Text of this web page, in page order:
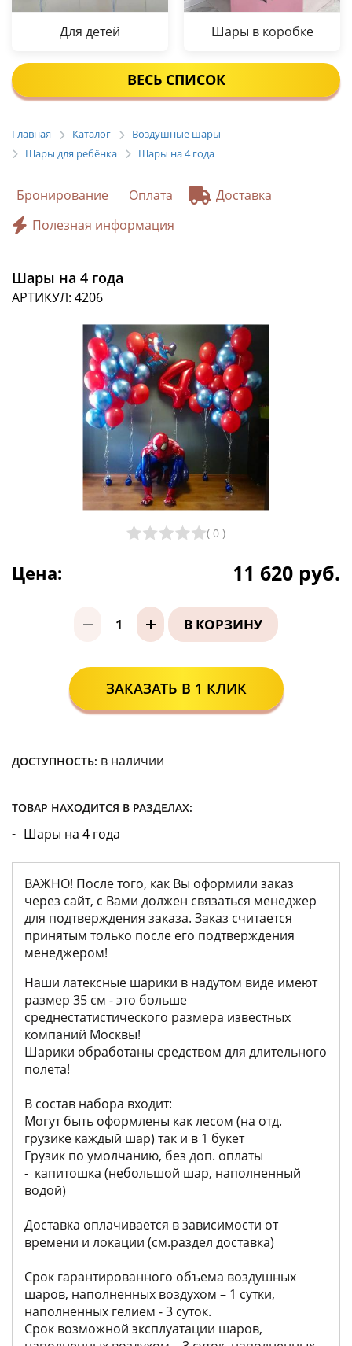
Для детей Шары в коробке
ВЕСЬ СПИСОК
Главная Каталог
Воздушные шары
Шары для ребёнка
Шары на 4 года
Бронирование Оплата
Доставка
Полезная информация
Шары на 4 года
АРТИКУЛ: 4206
ДОСТУПНОСТЬ: в наличии
ТОВАР НАХОДИТСЯ В РАЗДЕЛАХ:
Шары на 4 года
( 0 )
Цена: 11 620 руб.
В КОРЗИНУ
ЗАКАЗАТЬ В 1 КЛИК
ВАЖНО! После того, как Вы оформили заказ
через сайт, с Вами должен связаться менеджер
для подтверждения заказа. Заказ считается
принятым только после его подтверждения
менеджером!
Наши латексные шарики в надутом виде имеют
размер 35 см - это больше
среднестатистического размера известных
компаний Москвы!
Шарики обработаны средством для длительного
полета!
В состав набора входит:
Могут быть оформлены как лесом (на отд.
грузике каждый шар) так и в 1 букет
Грузик по умолчанию, без доп. оплаты
- капитошка (небольшой шар, наполненный
водой)
Доставка оплачивается в зависимости от
времени и локации (см.раздел доставка)
Срок гарантированного объема воздушных
шаров, наполненных воздухом – 1 сутки,
наполненных гелием - 3 суток.
Срок возможной эксплуатации шаров,